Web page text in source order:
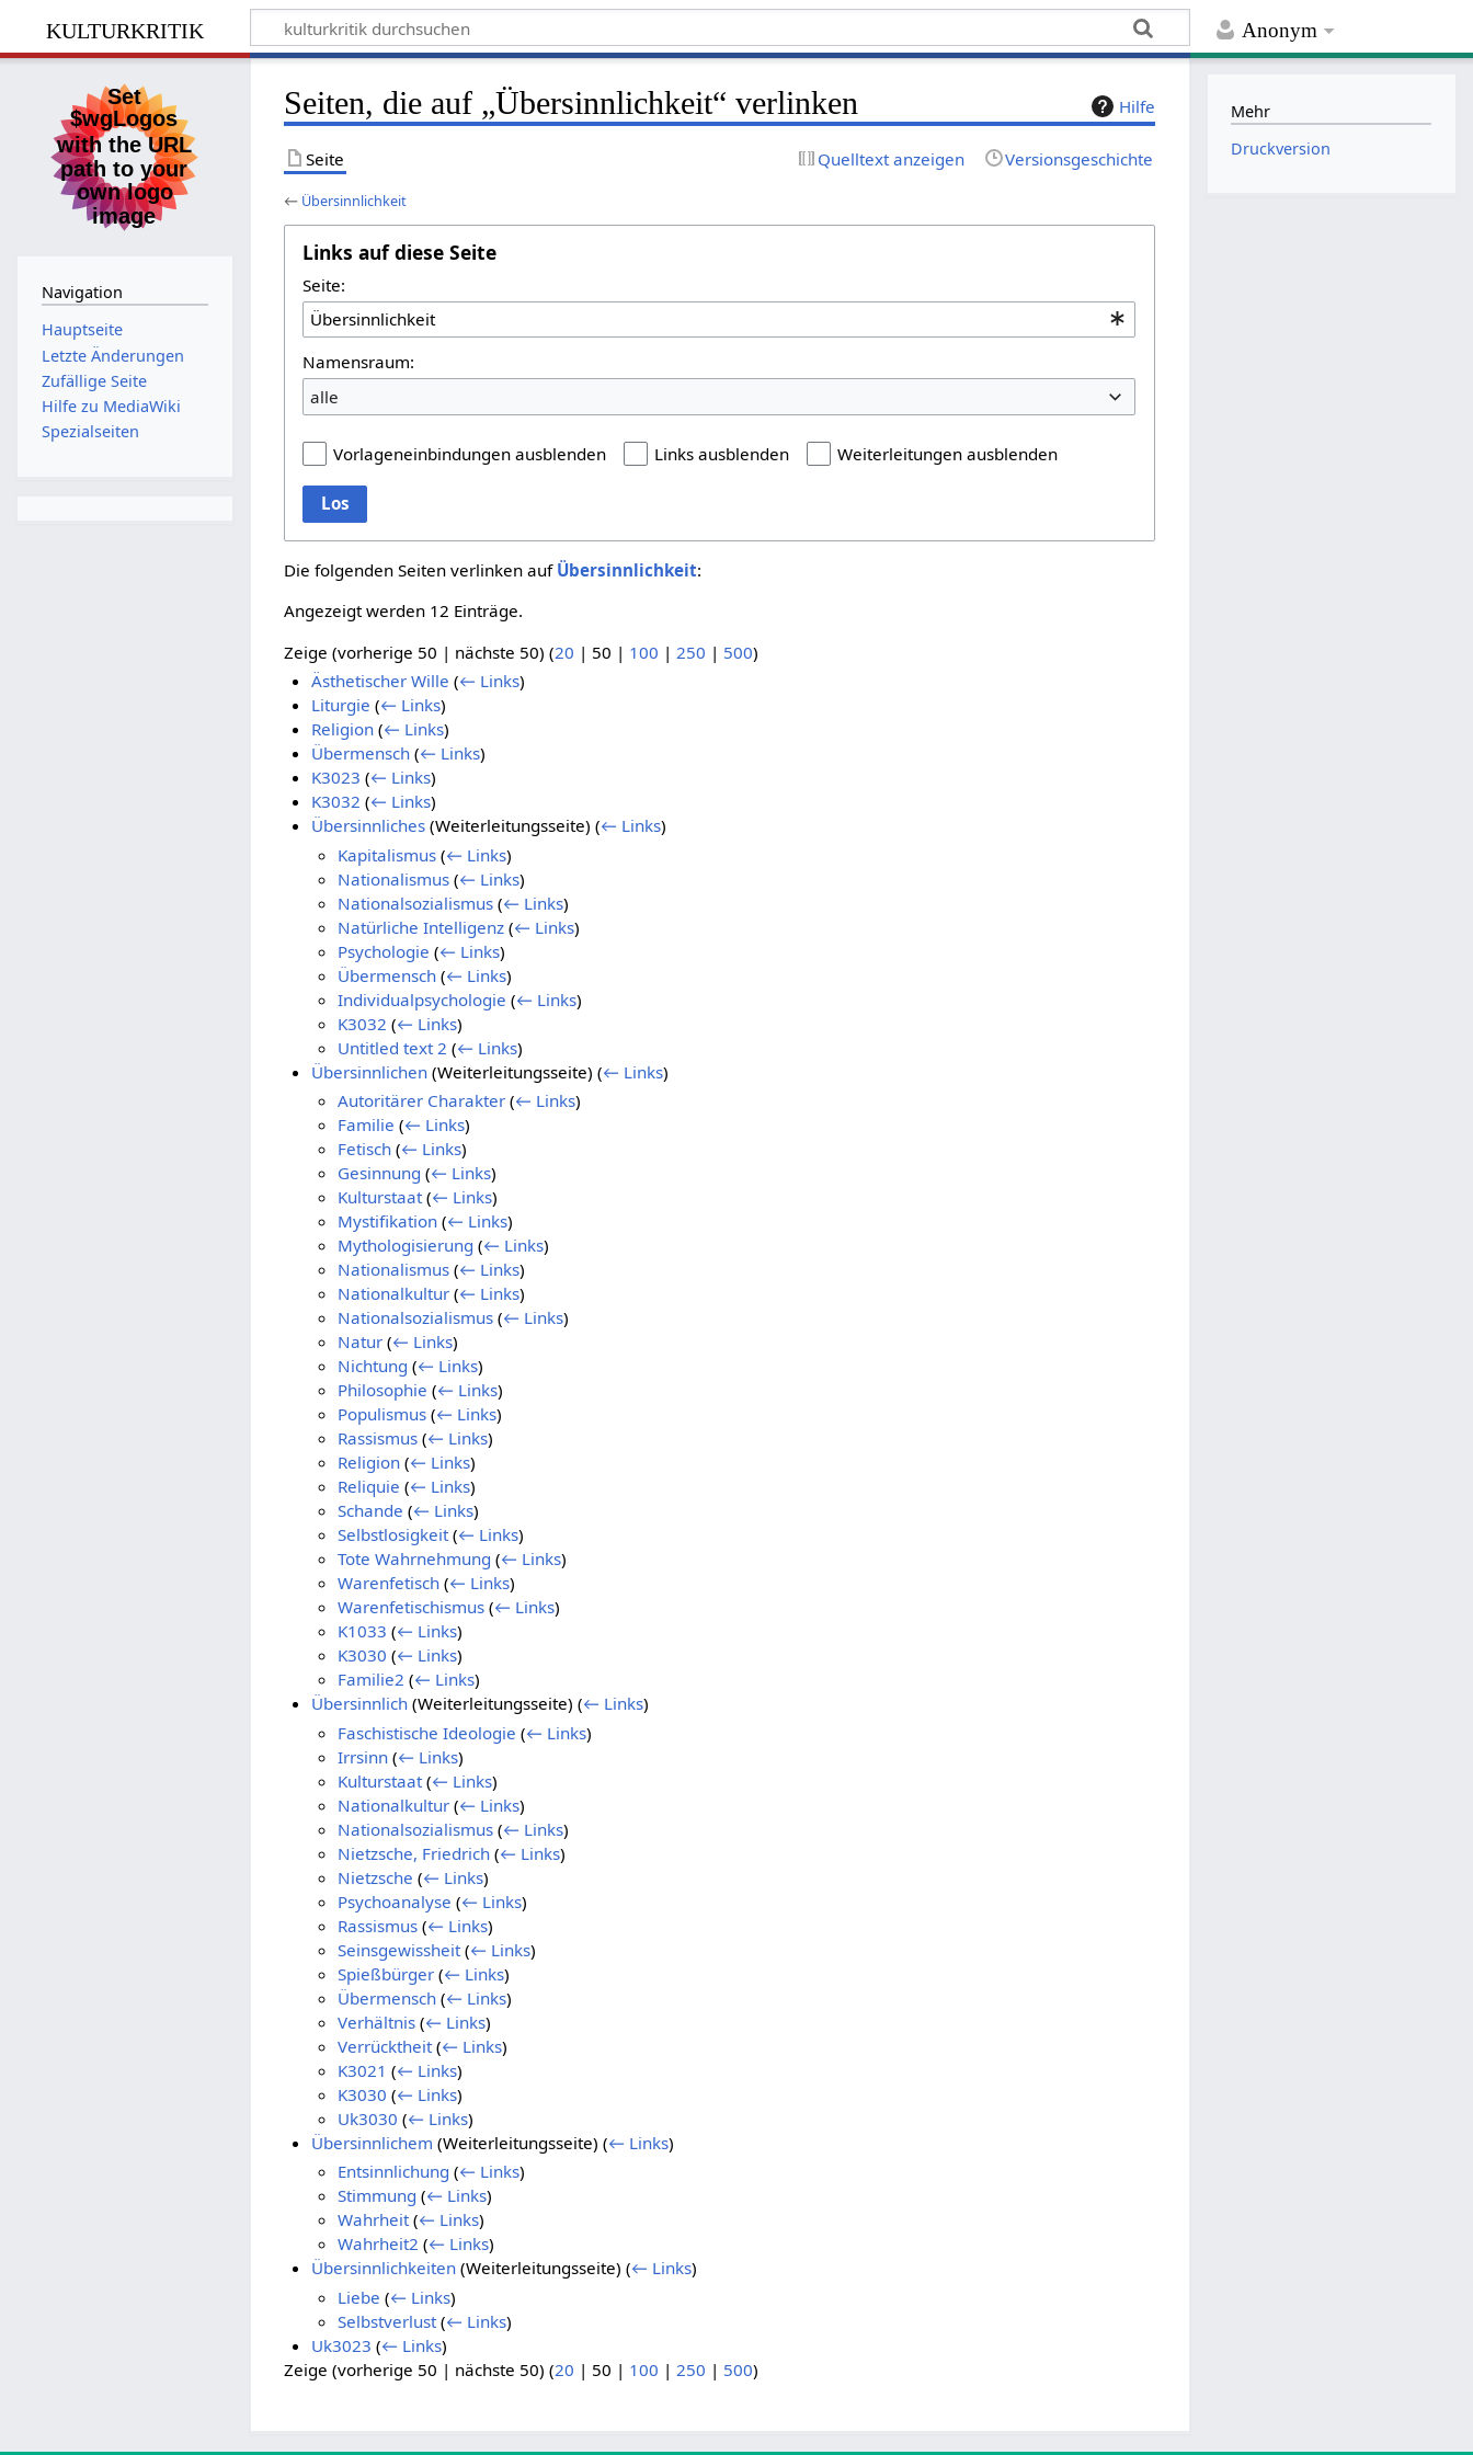
Anonym
kulturkritik
Hilfe
Seiten, die auf „Übersinnlichkeit“ verlinken
Seite Quelltext anzeigen Versionsgeschichte
← Übersinnlichkeit
Links auf diese Seite
Seite:
Namensraum:
alle
Vorlageneinbindungen ausblenden Links ausblenden Weiterleitungen ausblenden
Los
Die folgenden Seiten verlinken auf Übersinnlichkeit:
Angezeigt werden 12 Einträge.
Zeige (vorherige 50 | nächste 50) (20 | 50 | 100 | 250 | 500)
Ästhetischer Wille (← Links)
Liturgie (← Links)
Religion (← Links)
Übermensch (← Links)
K3023 (← Links)
K3032 (← Links)
Übersinnliches(Weiterleitungsseite) (← Links)
Kapitalismus (← Links)
Nationalismus (← Links)
Nationalsozialismus (← Links)
Natürliche Intelligenz (← Links)
Psychologie (← Links)
Übermensch (← Links)
Individualpsychologie (← Links)
K3032 (← Links)
Untitled text 2 (← Links)
Übersinnlichen(Weiterleitungsseite) (← Links)
Autoritärer Charakter (← Links)
Familie (← Links)
Fetisch (← Links)
Gesinnung (← Links)
Kulturstaat (← Links)
Mystifikation (← Links)
Mythologisierung (← Links)
Nationalismus (← Links)
Nationalkultur (← Links)
Nationalsozialismus (← Links)
Natur (← Links)
Nichtung (← Links)
Philosophie (← Links)
Populismus (← Links)
Rassismus (← Links)
Religion (← Links)
Reliquie (← Links)
Schande (← Links)
Selbstlosigkeit (← Links)
Tote Wahrnehmung (← Links)
Warenfetisch (← Links)
Warenfetischismus (← Links)
K1033 (← Links)
K3030 (← Links)
Familie2 (← Links)
Übersinnlich(Weiterleitungsseite) (← Links)
Faschistische Ideologie (← Links)
Irrsinn (← Links)
Kulturstaat (← Links)
Nationalkultur (← Links)
Nationalsozialismus (← Links)
Nietzsche, Friedrich (← Links)
Nietzsche (← Links)
Psychoanalyse (← Links)
Rassismus (← Links)
Seinsgewissheit (← Links)
Spießbürger (← Links)
Übermensch (← Links)
Verhältnis (← Links)
Verrücktheit (← Links)
K3021 (← Links)
K3030 (← Links)
Uk3030 (← Links)
Übersinnlichem (Weiterleitungsseite) (← Links)
Entsinnlichung (← Links)
Stimmung (← Links)
Wahrheit (← Links)
Wahrheit2 (← Links)
Übersinnlichkeiten(Weiterleitungsseite) (← Links)
Liebe (← Links)
Selbstverlust (← Links)
Uk3023 (← Links)
Zeige (vorherige 50 | nächste 50) (20 | 50 | 100 | 250 | 500)
Navigation
Hauptseite
Letzte Änderungen
Zufällige Seite
Hilfe zu MediaWiki
Spezialseiten
Mehr
Druckversion